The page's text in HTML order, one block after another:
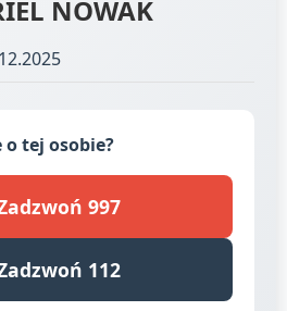
NOWAK
tej osobie?
997
112